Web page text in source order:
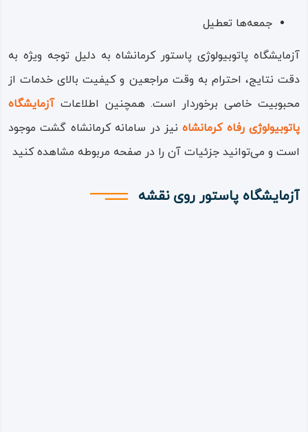
جمعه‌ها تعطیل
آزمایشگاه پاتوبیولوژی پاستور کرمانشاه به دلیل توجه ویژه به
دقت نتایج، احترام به وقت مراجعین و کیفیت بالای خدمات از
محبوبیت خاصی برخوردار است. همچنین اطلاعاتآزمایشگاه
پاتوبیولوژی رفاه کرمانشاهنیز در سامانه کرمانشاه گشت موجود
است و می‌توانید جزئیات آن را در صفحه مربوطه مشاهده کنید
آزمایشگاه پاستور روی نقشه